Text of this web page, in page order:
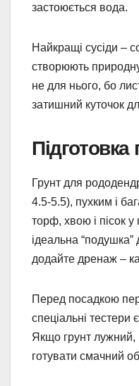
застоюється вода.
Найкращі сусіди –
створюють
не для нього, бо
затишний куточок
Підготовка
Грунт для
4.5-5.5), пухким і
торф, хвою і пісок у
ідеальна
додайте дренаж –
Перед посадкою
спеціальні тестери
Якщо грунт
готувати смачний